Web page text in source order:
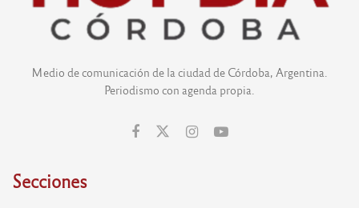
Medio de comunicación de la ciudad de Córdoba, Argentina.
Periodismo con agenda propia.
Secciones